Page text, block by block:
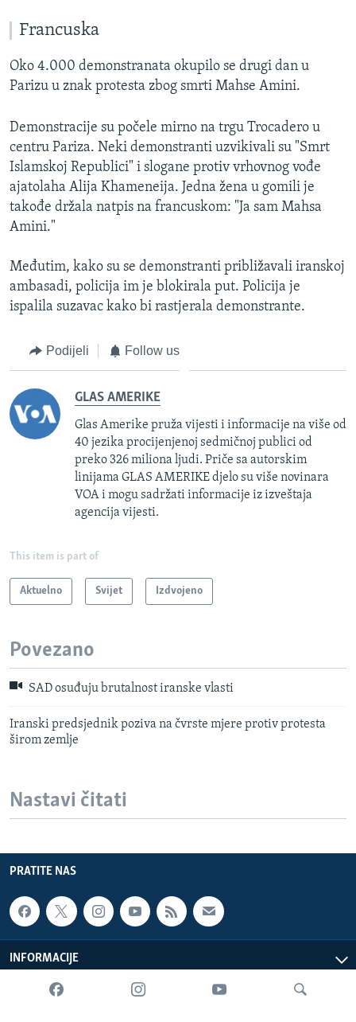
Francuska
Oko 4.000 demonstranata okupilo se drugi dan u
Parizu u znak protesta zbog smrti Mahse Amini.
Demonstracije su počele mirno na trgu Trocadero u
centru Pariza. Neki demonstranti uzvikivali su "Smrt
Islamskoj Republici" i slogane protiv vrhovnog vođe
ajatolaha Alija Khameneija. Jedna žena u gomili je
takođe držala natpis na francuskom: "Ja sam Mahsa
Amini."
Međutim, kako su se demonstranti približavali iranskoj
ambasadi, policija im je blokirala put. Policija je
ispalila suzavac kako bi rastjerala demonstrante.
Podijeli Follow us
GLAS AMERIKE
Glas Amerike pruža vijesti i informacije na više od
40 jezika procijenjenoj sedmičnoj publici od
preko 326 miliona ljudi. Priče sa autorskim
linijama GLAS AMERIKE djelo su više novinara
VOA i mogu sadržati informacije iz izveštaja
agencija vijesti.
This item is part of
Aktuelno Svijet Izdvojeno
Povezano
SAD osuđuju brutalnost iranske vlasti
Iranski predsjednik poziva na čvrste mjere protiv protesta
širom zemlje
Nastavi čitati
PRATITE NAS
INFORMACIJE
SADRŽAJ